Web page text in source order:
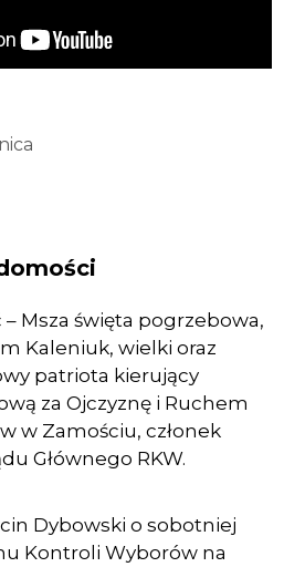
– Msza święta pogrzebowa,
Kaleniuk, wielki oraz
patriota kierujący
za Ojczyznę i Ruchem
w Zamościu, członek
Głównego RKW.
Dybowski o sobotniej
Kontroli Wyborów na